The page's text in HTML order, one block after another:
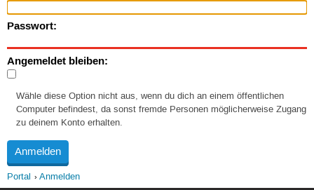
Passwort:
Angemeldet bleiben:
Wähle diese Option nicht aus, wenn du dich an einem öffentlichen
Computer befindest, da sonst fremde Personen möglicherweise Zugang
zu deinem Konto erhalten.
Portal Anmelden